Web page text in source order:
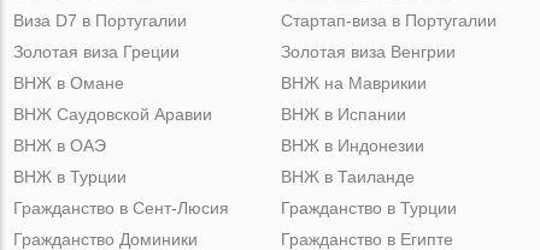
Виза D7 в Португалии
Золотая виза Греции
Стартап-виза в Португалии
Золотая виза Венгрии
ВНЖ в Омане
ВНЖ Саудовской Аравии
ВНЖ в ОАЭ
ВНЖ в Турции
ВНЖ на Маврикии
ВНЖ в Испании
ВНЖ в Индонезии
ВНЖ в Таиланде
Гражданство в Сент-Люсия
Гражданство Доминики
Гражданство в Турции
Гражданство в Египте